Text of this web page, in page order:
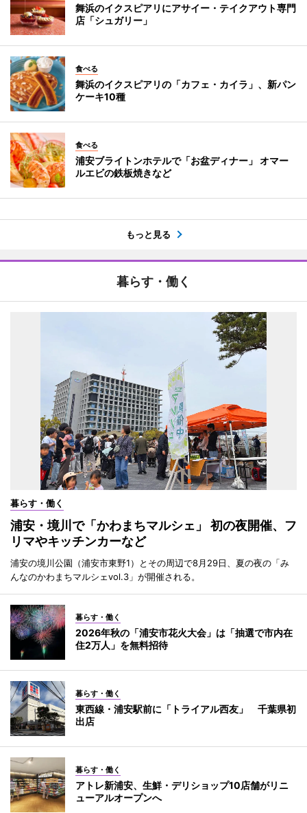
舞浜のイクスピアリにアサイー・テイクアウト専門
店「シュガリー」
食べる
舞浜のイクスピアリの「カフェ・カイラ」、新パン
ケーキ10種
食べる
浦安ブライトンホテルで「お盆ディナー」 オマー
ルエビの鉄板焼きなど
もっと見る
暮らす・働く
暮らす・働く
浦安・境川で「かわまちマルシェ」 初の夜開催、フ
リマやキッチンカーなど
浦安の境川公園（浦安市東野1）とその周辺で8月29日、夏の夜の「み
んなのかわまちマルシェvol.3」が開催される。
暮らす・働く
2026年秋の「浦安市花火大会」は「抽選で市内在
住2万人」を無料招待
暮らす・働く
東西線・浦安駅前に「トライアル西友」 千葉県初
出店
暮らす・働く
アトレ新浦安、生鮮・デリショップ10店舗がリニ
ューアルオープンへ